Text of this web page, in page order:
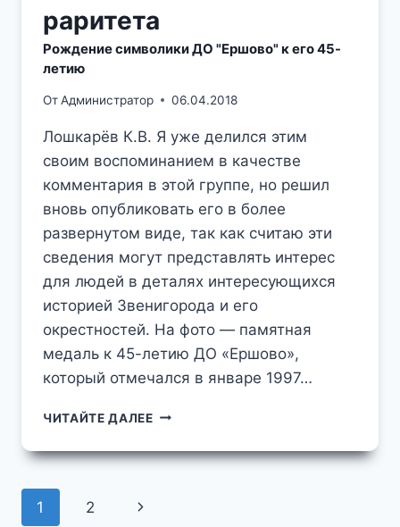
раритета
Рождение символики ДО "Ершово" к его 45-
летию
ОтАдминистратор 06.04.2018
Лошкарёв К.В. Я уже делился этим
своим воспоминанием в качестве
комментария в этой группе, но решил
вновь опубликовать его в более
развернутом виде, так как считаю эти
сведения могут представлять интерес
для людей в деталях интересующихся
историей Звенигорода и его
окрестностей. На фото — памятная
медаль к 45-летию ДО «Ершово»,
который отмечался в январе 1997…
ЧИТАЙТЕ ДАЛЕЕИСТОРИЯ
РАРИТЕТА
Навигация
1 2 Следующая